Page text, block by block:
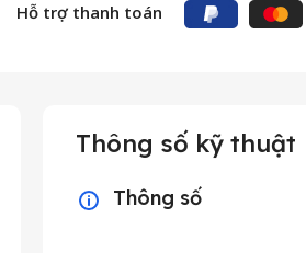
Hỗ trợ thanh toán
Thông số kỹ thuật
Thông số